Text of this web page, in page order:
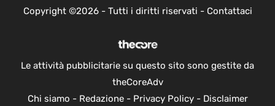
Copyright ©2026 - Tutti i diritti riservati - Contattaci
Le attività pubblicitarie su questo sito sono gestite da
theCoreAdv
Chi siamo - Redazione- Privacy Policy- Disclaimer